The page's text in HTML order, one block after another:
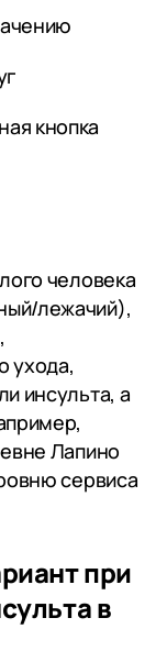
кнопка
человека
лежачий),
ухода,
инсульта, а
Лапино
сервиса
при
в